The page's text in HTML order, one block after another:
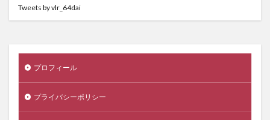
Tweets by vlr_64dai
プロフィール
プライバシーポリシー